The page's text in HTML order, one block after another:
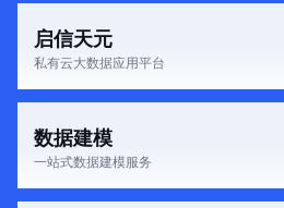
启信天元
私有云大数据应用平台
数据建模
一站式数据建模服务